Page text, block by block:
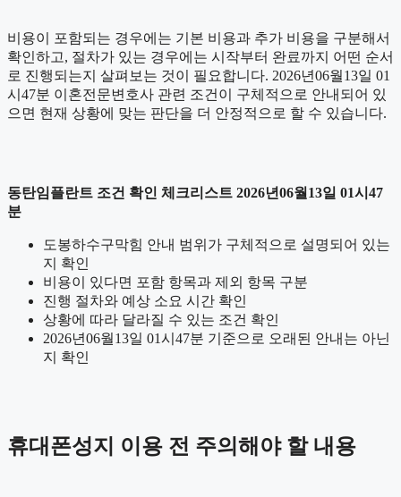
비용이 포함되는 경우에는 기본 비용과 추가 비용을 구분해서
확인하고, 절차가 있는 경우에는 시작부터 완료까지 어떤 순서
로 진행되는지 살펴보는 것이 필요합니다. 2026년06월13일 01
시47분 이혼전문변호사 관련 조건이 구체적으로 안내되어 있
으면 현재 상황에 맞는 판단을 더 안정적으로 할 수 있습니다.
동탄임플란트 조건 확인 체크리스트 2026년06월13일 01시47
분
도봉하수구막힘 안내 범위가 구체적으로 설명되어 있는
지 확인
비용이 있다면 포함 항목과 제외 항목 구분
진행 절차와 예상 소요 시간 확인
상황에 따라 달라질 수 있는 조건 확인
2026년06월13일 01시47분 기준으로 오래된 안내는 아닌
지 확인
휴대폰성지 이용 전 주의해야 할 내용